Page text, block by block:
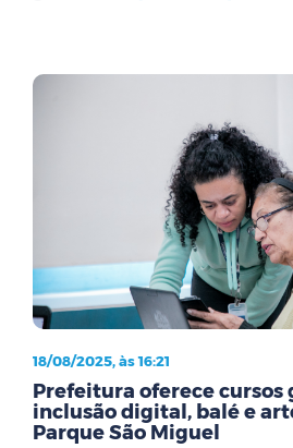
18/08/2025, às 16:21
Prefeitura oferece cursos
inclusão digital, balé e
Parque São Miguel